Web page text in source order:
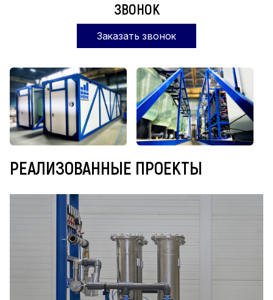
ЗВОНОК
Заказать звонок
РЕАЛИЗОВАННЫЕ ПРОЕКТЫ